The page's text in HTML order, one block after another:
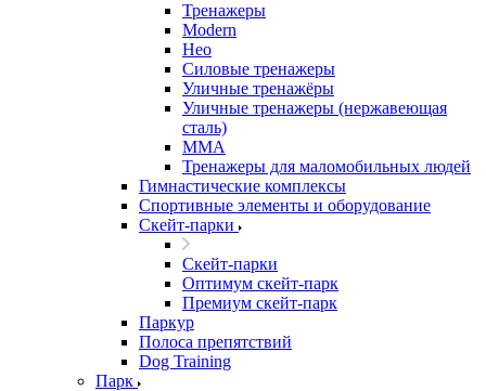
Тренажеры
Modern
Нео
Силовые тренажеры
Уличные тренажёры
Уличные тренажеры (нержавеющая
сталь)
ММА
Тренажеры для маломобильных людей
Гимнастические комплексы
Спортивные элементы и оборудование
Скейт-парки
Скейт-парки
Оптимум скейт-парк
Премиум скейт-парк
Паркур
Полоса препятствий
Dog Training
Парк